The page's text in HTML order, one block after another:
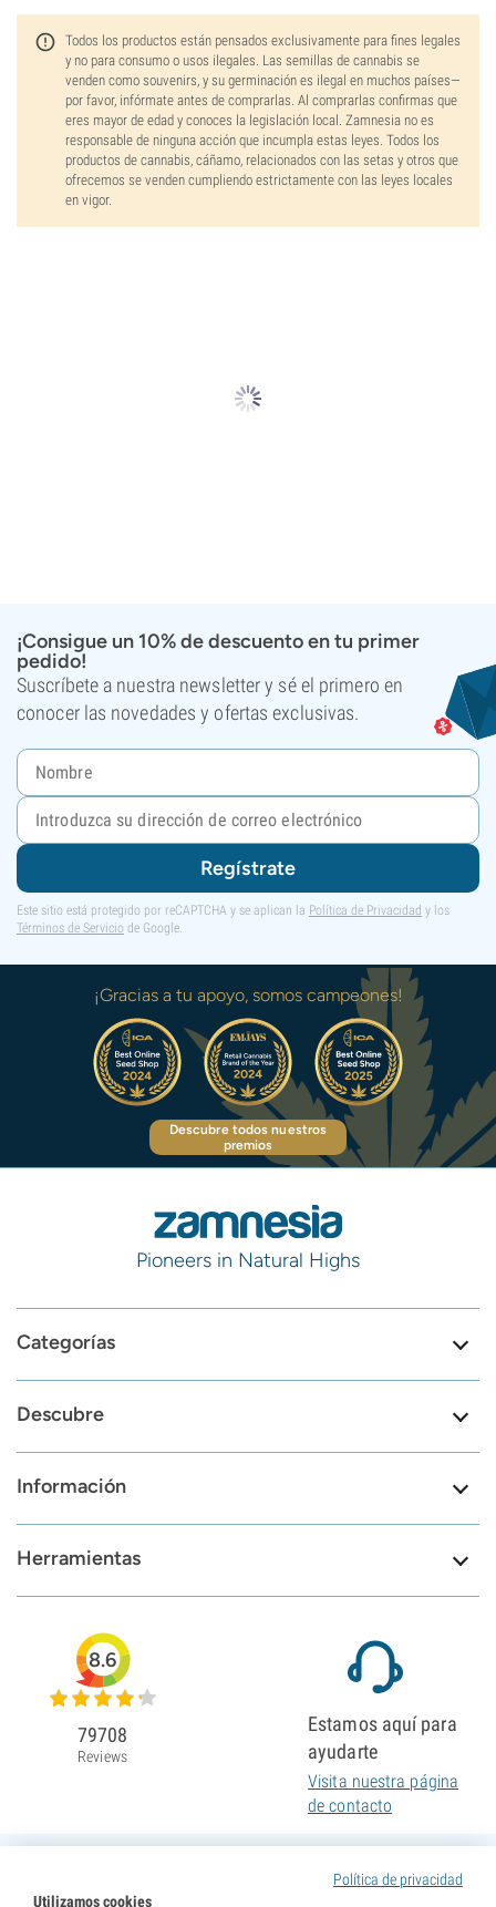
Todos los productos están pensados exclusivamente para fines legales
y no para consumo o usos ilegales. Las semillas de cannabis se
venden como souvenirs, y su germinación es ilegal en muchos países—
por favor, infórmate antes de comprarlas. Al comprarlas confirmas que
eres mayor de edad y conoces la legislación local. Zamnesia no es
responsable de ninguna acción que incumpla estas leyes. Todos los
productos de cannabis, cáñamo, relacionados con las setas y otros que
ofrecemos se venden cumpliendo estrictamente con las leyes locales
en vigor.
¡Consigue un 10% de descuento en tu primer
pedido!
Suscríbete a nuestra newsletter y sé el primero en
conocer las novedades y ofertas exclusivas.
Regístrate
Este sitio está protegido por reCAPTCHA y se aplican la Política de Privacidad y los
Términos de Servicio de Google.
¡Gracias a tu apoyo, somos campeones!
Descubre todos nuestros
premios
Pioneers in Natural Highs
Categorías
Descubre
Información
Herramientas
Política de privacidad
Utilizamos cookies
8.6
79708
Reviews
Estamos aquí para
ayudarte
Visita nuestra página
de contacto